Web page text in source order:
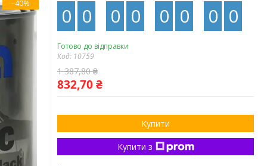
–40%
0 0 0 0 0 0 0 0
Готово до відправки
Код: 10759
1 387,80 ₴
832,70 ₴
Купити
Купити з